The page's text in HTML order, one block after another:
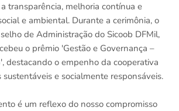
transparência, melhoria contínua e
e ambiental. Durante a cerimônia, o
de Administração do Sicoob DFMil,
o prêmio 'Gestão e Governança –
destacando o empenho da cooperativa
e socialmente responsáveis.
é um reflexo do nosso compromisso